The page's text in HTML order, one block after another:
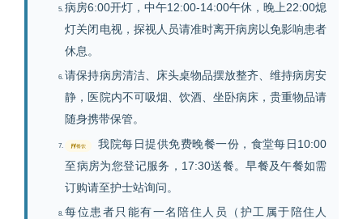
病房6:00开灯，中午12:00-14:00午休，晚上22:00熄
灯关闭电视，探视人员请准时离开病房以免影响患者
休息。
请保持病房清洁、床头桌物品摆放整齐、维持病房安
静，医院内不可吸烟、饮酒、坐卧病床，贵重物品请
随身携带保管。
餐饮
我院每日提供免费晚餐一份，食堂每日10:00
至病房为您登记服务，17:30送餐。早餐及午餐如需
订购请至护士站询问。
每位患者只能有一名陪住人员（护工属于陪住人